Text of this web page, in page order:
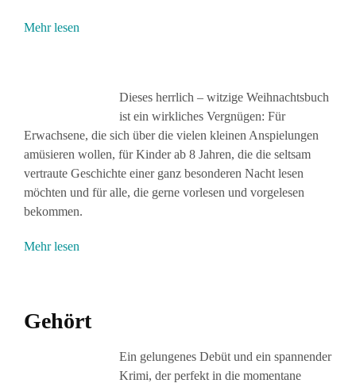
Mehr lesen
Dieses herrlich – witzige Weihnachtsbuch
ist ein wirkliches Vergnügen: Für
Erwachsene, die sich über die vielen kleinen Anspielungen
amüsieren wollen, für Kinder ab 8 Jahren, die die seltsam
vertraute Geschichte einer ganz besonderen Nacht lesen
möchten und für alle, die gerne vorlesen und vorgelesen
bekommen.
Mehr lesen
Gehört
Ein gelungenes Debüt und ein spannender
Krimi, der perfekt in die momentane